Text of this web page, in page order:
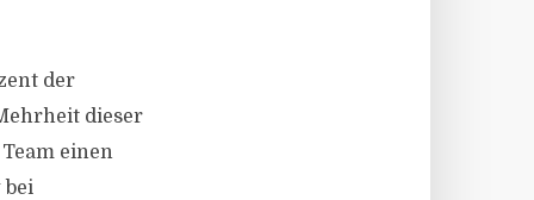
der
dieser
einen
bei